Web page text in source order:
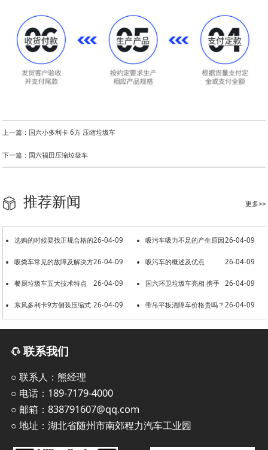
上一篇：国六小多利卡 6方 压缩垃圾车
下一篇：国六福田压缩垃圾车
更多>>
推荐新闻
26-04-09
选购的时候要找正规合格的
洒水车厂家
26-04-09
吸污车吸力不足的产生原因
26-04-09
吸粪车常见的故障及解决方
法
26-04-09
吸污车的概述及优点
26-04-09
餐厨垃圾车五大技术特点 26-04-09
国六环卫垃圾车亮相 携手
共建美好环境
26-04-09
东风多利卡9方侧装压缩式 26-04-09
带吊平板清障车价格贵吗？
联系我们
○ 联系人：熊经理
○ 电话：189-7179-4000
○ 邮箱：838791607@qq.com
○ 地址：湖北省随州市南郊程力汽车工业园